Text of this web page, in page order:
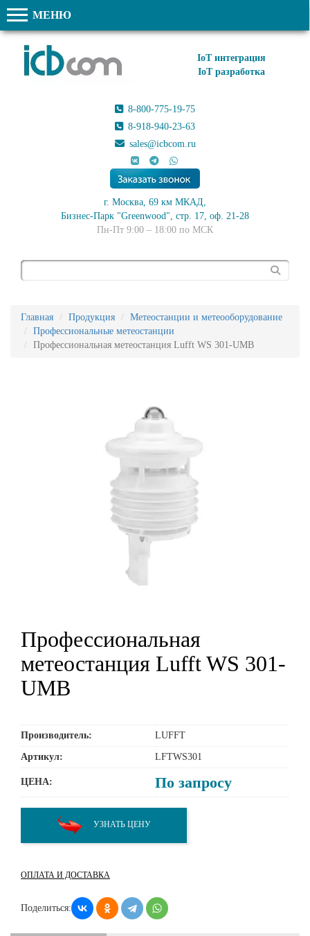
МЕНЮ
IoT интеграция
IoT разработка
8-800-775-19-75
8-918-940-23-63
sales@icbcom.ru
г. Москва, 69 км МКАД,
Бизнес-Парк "Greenwood", стр. 17, оф. 21-28
Пн-Пт 9:00 – 18:00 по МСК
Главная Продукция
Метеостанции и метеооборудование
Профессиональные метеостанции
Профессиональная метеостанция Lufft WS 301-UMB
Профессиональная
метеостанция Lufft WS 301-
UMB
Производитель: LUFFT
Артикул: LFTWS301
ЦЕНА: По запросу
УЗНАТЬ ЦЕНУ
ОПЛАТА И ДОСТАВКА
Поделиться: